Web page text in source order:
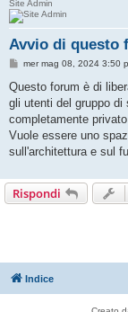
Site Admin
Avvio di questo
M
s
a
g
i
o
mer mag 08, 2024 3:50
Questo forum è di
gli utenti del gruppo di
completamente
Vuole essere uno
sull'architettura e sul
Rispondi
Indice